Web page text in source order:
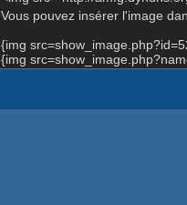
Vous pouvez insérer l'image
{img
{img